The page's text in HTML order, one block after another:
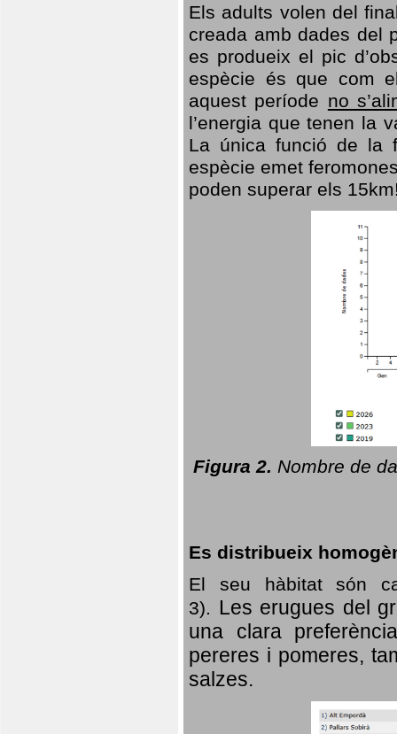
Els adults volen del
creada amb dades del
es produeix el pic
espècie és que com
aquest període no
l’energia que tenen la
La única funció de la
espècie emet
poden superar els
Figura 2. Nombre de
Es distribueix
El seu hàbitat són
3). Les erugues del
una clara
pereres i pomeres,
salzes.